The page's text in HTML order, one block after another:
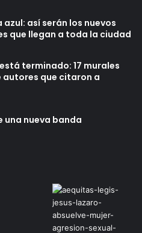
así serán los nuevos
que llegan a toda la ciudad
terminado: 17 murales
que citaron a
una nueva banda